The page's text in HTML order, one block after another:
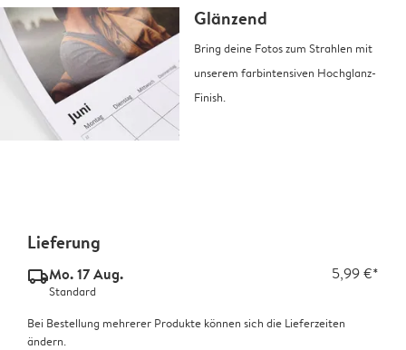
Glänzend
Bring deine Fotos zum Strahlen mit
unserem farbintensiven Hochglanz-
Finish.
Lieferung
delivery_standard_v2Mo. 17 Aug. 5,99 €*
Standard
Bei Bestellung mehrerer Produkte können sich die Lieferzeiten
ändern.